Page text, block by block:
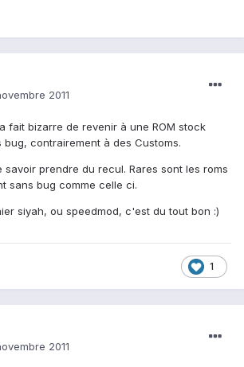
2011
fait bizarre de revenir à une ROM stock
contrairement à des Customs.
prendre du recul. Rares sont les roms
sans bug comme celle ci.
siyah, ou speedmod, c'est du tout bon :)
1
2011